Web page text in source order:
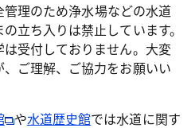
理のため浄水場などの水道
立ち入りは禁止しています。
受付しておりません。大変
ご理解、ご協力をお願いい
や水道歴史館では水道に関す